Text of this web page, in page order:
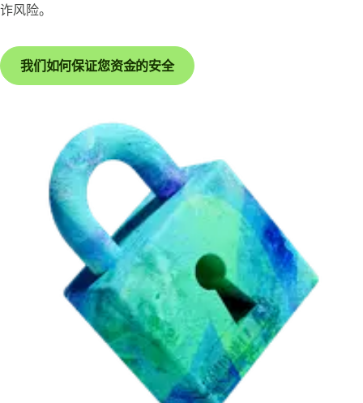
诈风险。
我们如何保证您资金的安全